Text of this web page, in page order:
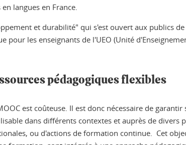
langues en France.
et durabilité" qui s'est ouvert aux publics
pour les enseignants de l'UEO (Unité
pédagogiques flexibles
est coûteuse. Il est donc nécessaire de
dans différents contextes et auprès de
ou d'actions de formation continue. Cet